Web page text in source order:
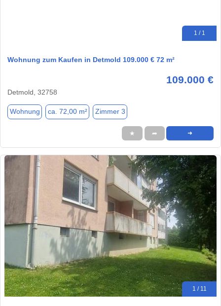
1 / 1
Wohnung zum Kaufen in Detmold 109.000 € 72 m²
109.000 €
Detmold, 32758
Wohnung ca. 72,00 m² Zimmer 3
★ ➦ ➜
1 / 11